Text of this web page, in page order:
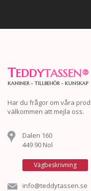
TEDDYTASSEN®
KANINER - TILLBEHÖR - KUNSKAP
Har du frågor om våra
välkommen att mejla oss.
Dalen 160
449 90 Nol
Vägbeskrivning
info@teddytassen.se